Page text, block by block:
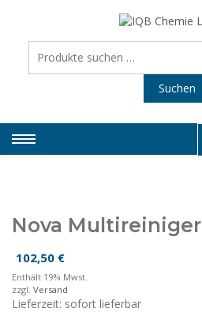
content
nach:
Suchen
Nova Multireiniger
102,50 €
Enthält 19% Mwst.
zzgl. Versand
Lieferzeit: sofort lieferbar